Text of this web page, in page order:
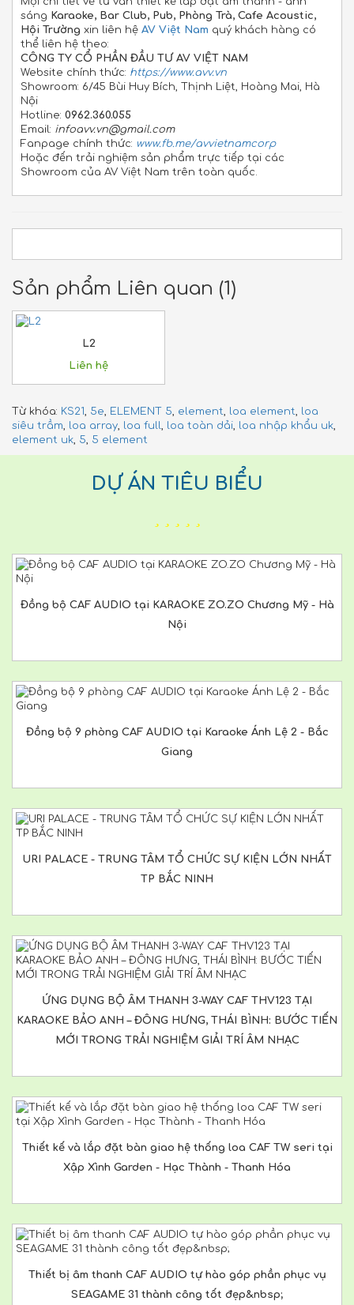
sáng Karaoke, Bar Club, Pub, Phòng Trà, Cafe Acoustic,
Hội Trường xin liên hệ AV Việt Nam quý khách hàng có
thể liên hệ theo:
CÔNG TY CỔ PHẦN ĐẦU TƯ AV VIỆT NAM
Website chính thức: https://www.avv.vn
Showroom: 6/45 Bùi Huy Bích, Thịnh Liệt, Hoàng Mai, Hà
Nội
Hotline: 0962.360.055
Email: infoavv.vn@gmail.com
Fanpage chính thức: www.fb.me/avvietnamcorp
Hoặc đến trải nghiệm sản phẩm trực tiếp tại các
Showroom của AV Việt Nam trên toàn quốc.
Sản phẩm Liên quan (1)
L2
Liên hệ
Từ khóa: KS21 5e ELEMENT 5 element loa element
loa
siêu trầm
loa array loa full loa toàn dải loa nhập khẩu uk
element uk 5 5 element
DỰ ÁN TIÊU BIỂU
Đồng bộ CAF AUDIO tại KARAOKE ZO.ZO Chương Mỹ - Hà
Nội
Đồng bộ 9 phòng CAF AUDIO tại Karaoke Ánh Lệ 2 - Bắc
Giang
URI PALACE - TRUNG TÂM TỔ CHỨC SỰ KIỆN LỚN NHẤT
TP BẮC NINH
ỨNG DỤNG BỘ ÂM THANH 3-WAY CAF THV123 TẠI
KARAOKE BẢO ANH – ĐÔNG HƯNG, THÁI BÌNH: BƯỚC TIẾN
MỚI TRONG TRẢI NGHIỆM GIẢI TRÍ ÂM NHẠC
Thiết kế và lắp đặt bàn giao hệ thống loa CAF TW seri tại
Xập Xình Garden - Hạc Thành - Thanh Hóa
Thiết bị âm thanh CAF AUDIO tự hào góp phần phục vụ
SEAGAME 31 thành công tốt đẹp&nbsp;